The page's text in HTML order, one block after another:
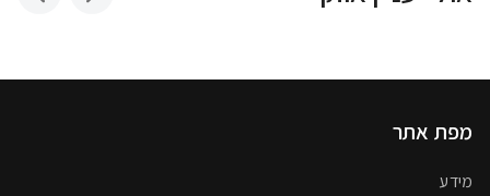
מפת אתר
מידע